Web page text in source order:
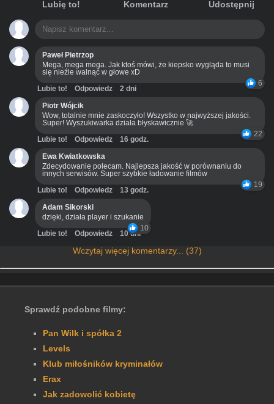
Lubię to! Komentarz Udostępnij
Paweł Pietrzop
Mega, mega mega. Jak ktoś mówi, że kiepsko wygląda to musi
się nieźle walnąć w głowe xD
6
Lubie to! Odpowiedz
2 dni
Piotr Wójcik
Wow, totalnie mnie zaskoczyło! Wszystko w najwyższej jakości.
Super! Wyszukiwarka działa błyskawicznie 🚀
22
Lubie to! Odpowiedz
16 godz.
Ewa Kwiatkowska
Zdecydowanie polecam. Najlepsza jakość w porównaniu do
innych serwisów. Super szybkie ładowanie filmów
19
Lubie to! Odpowiedz
13 godz.
Adam Sikorski
dzięki, działa player i szukanie
10
Lubie to! Odpowiedz 10 dni
Wczytaj więcej komentarzy... (37)
Sprawdź podobne filmy:
Pan Wilk i spółka 2
Levels
Klub miłośników kryminałów
Erax
Jak zadowolić kobietę